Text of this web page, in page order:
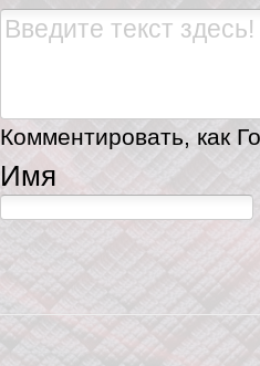
Комментировать, как
Имя